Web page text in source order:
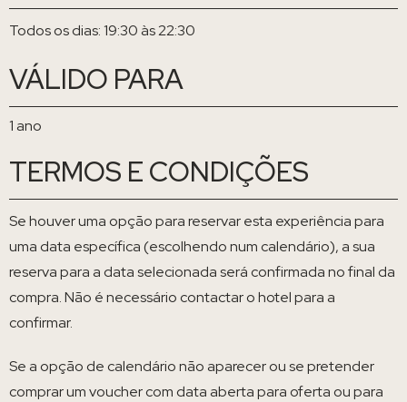
Todos os dias: 19:30 às 22:30
VÁLIDO PARA
1 ano
TERMOS E CONDIÇÕES
Se houver uma opção para reservar esta experiência para
uma data específica (escolhendo num calendário), a sua
reserva para a data selecionada será confirmada no final da
compra. Não é necessário contactar o hotel para a
confirmar.
Se a opção de calendário não aparecer ou se pretender
comprar um voucher com data aberta para oferta ou para